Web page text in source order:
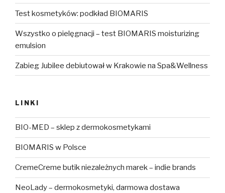
Test kosmetyków: podkład BIOMARIS
Wszystko o pielęgnacji – test BIOMARIS moisturizing
emulsion
Zabieg Jubilee debiutował w Krakowie na Spa&Wellness
LINKI
BIO-MED – sklep z dermokosmetykami
BIOMARIS w Polsce
CremeCreme butik niezależnych marek – indie brands
NeoLady – dermokosmetyki, darmowa dostawa